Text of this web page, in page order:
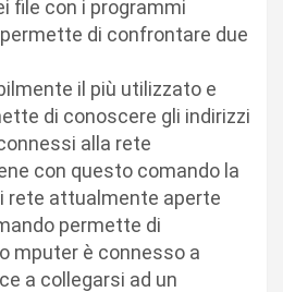
file con i programmi
permette di confrontare due
il più utilizzato e
di conoscere gli indirizzi
alla rete
con questo comando la
rete attualmente aperte
permette di
mputer è connesso a
a collegarsi ad un